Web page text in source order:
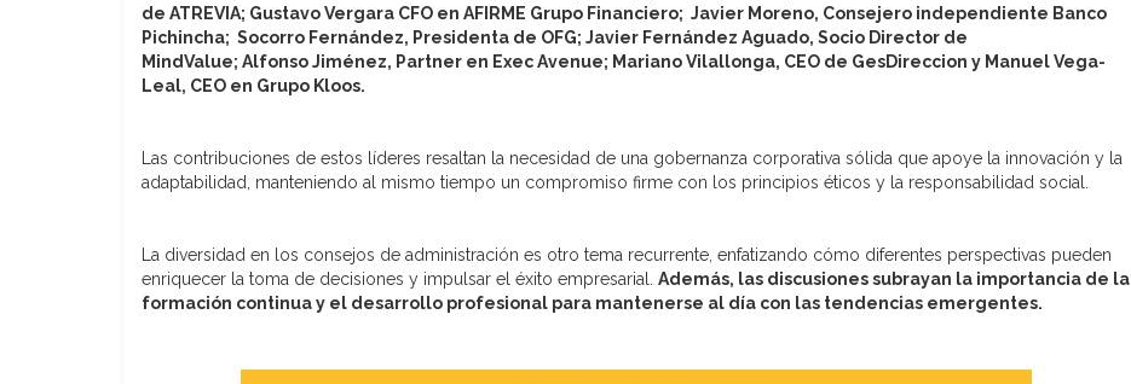
de ATREVIA; Gustavo Vergara CFO en AFIRME Grupo Financiero; Javier Moreno, Consejero independiente Banco
Pichincha; Socorro Fernández, Presidenta de OFG; Javier Fernández Aguado, Socio Director de
MindValue; Alfonso Jiménez, Partner en Exec Avenue; Mariano Vilallonga, CEO de GesDireccion y Manuel Vega-
Leal, CEO en Grupo Kloos.
Las contribuciones de estos líderes resaltan la necesidad de una gobernanza corporativa sólida que apoye la innovación y la
adaptabilidad, manteniendo al mismo tiempo un compromiso firme con los principios éticos y la responsabilidad social.
La diversidad en los consejos de administración es otro tema recurrente, enfatizando cómo diferentes perspectivas pueden
enriquecer la toma de decisiones y impulsar el éxito empresarial. Además, las discusiones subrayan la importancia de la
formación continua y el desarrollo profesional para mantenerse al día con las tendencias emergentes.